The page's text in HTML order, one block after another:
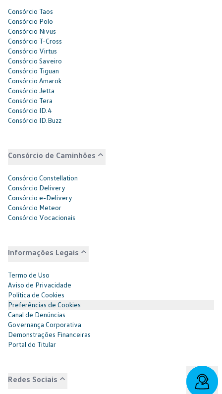
Consórcio Taos
Consórcio Polo
Consórcio Nivus
Consórcio T-Cross
Consórcio Virtus
Consórcio Saveiro
Consórcio Tiguan
Consórcio Amarok
Consórcio Jetta
Consórcio Tera
Consórcio ID.4
Consórcio ID.Buzz
Consórcio de Caminhões
Consórcio Constellation
Consórcio Delivery
Consórcio e-Delivery
Consórcio Meteor
Consórcio Vocacionais
Informações Legais
Termo de Uso
Aviso de Privacidade
Política de Cookies
Preferências de Cookies
Canal de Denúncias
Governança Corporativa
Demonstrações Financeiras
Portal do Titular
Redes Sociais